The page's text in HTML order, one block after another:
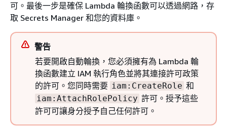
可。最後一步是確保 Lambda 輪換函數可以透過網路，存
取 Secrets Manager 和您的資料庫。
警告
若要開啟自動輪換，您必須擁有為 Lambda 輪
換函數建立 IAM 執行角色並將其連接許可政策
的許可。您同時需要 iam:CreateRole 和
iam:AttachRolePolicy 許可。授予這些
許可可讓身分授予自己任何許可。